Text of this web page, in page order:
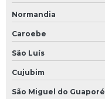
Normandia
Caroebe
São Luís
Cujubim
São Miguel do Guaporé